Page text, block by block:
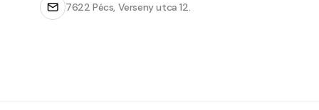
7622 Pécs, Verseny utca 12.